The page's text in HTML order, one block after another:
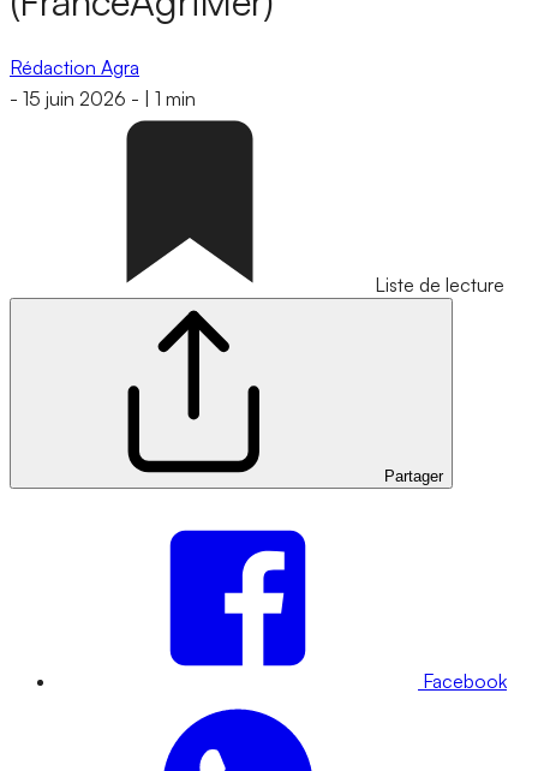
Rédaction Agra
- 15 juin 2026 - 1 min
Liste de lecture
Partager
Facebook